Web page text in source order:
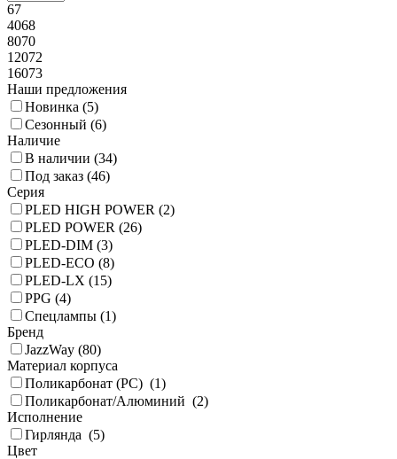
67
4068
8070
12072
16073
Наши предложения
Новинка (5)
Сезонный (6)
Наличие
В наличии (34)
Под заказ (46)
Серия
PLED HIGH POWER (2)
PLED POWER (26)
PLED-DIM (3)
PLED-ECO (8)
PLED-LX (15)
PPG (4)
Спецлампы (1)
Бренд
JazzWay (80)
Материал корпуса
Поликарбонат (PC) (1)
Поликарбонат/Алюминий (2)
Исполнение
Гирлянда (5)
Цвет